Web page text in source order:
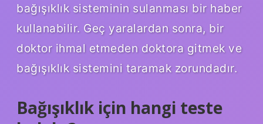
bağışıklık sisteminin sulanması bir haber
kullanabilir. Geç yaralardan sonra, bir
doktor ihmal etmeden doktora gitmek ve
bağışıklık sistemini taramak zorundadır.
Bağışıklık için hangi teste